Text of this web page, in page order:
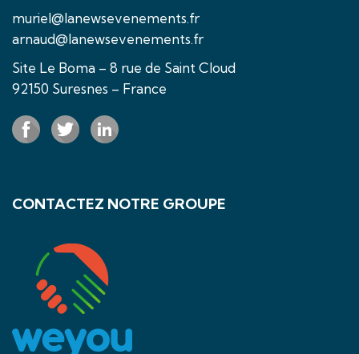
muriel@lanewsevenements.fr
arnaud@lanewsevenements.fr
Site Le Boma – 8 rue de Saint Cloud
92150 Suresnes – France
CONTACTEZ NOTRE GROUPE